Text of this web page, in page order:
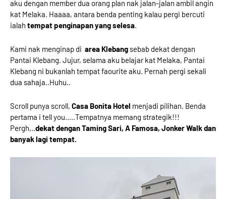
aku dengan member dua orang plan nak jalan-jalan ambil angin
kat Melaka. Haaaa, antara benda penting kalau pergi bercuti
ialah tempat penginapan yang selesa.
Kami nak menginap di area Klebang sebab dekat dengan
Pantai Klebang. Jujur, selama aku belajar kat Melaka, Pantai
Klebang ni bukanlah tempat faourite aku. Pernah pergi sekali
dua sahaja..Huhu..
Scroll punya scroll, Casa Bonita Hotel menjadi pilihan. Benda
pertama i tell you.....Tempatnya memang strategik!!!
Pergh,..dekat dengan Taming Sari, A Famosa, Jonker Walk dan
banyak lagi tempat.